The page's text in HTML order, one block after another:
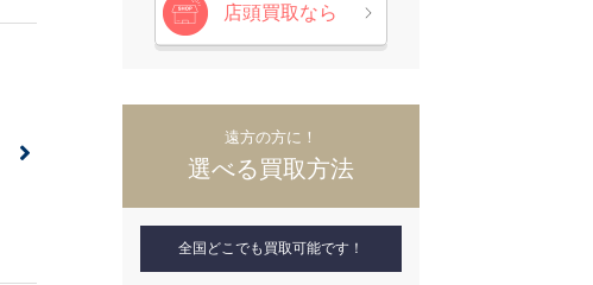
店頭買取なら
遠方の方に！
選べる買取方法
全国どこでも買取可能です！